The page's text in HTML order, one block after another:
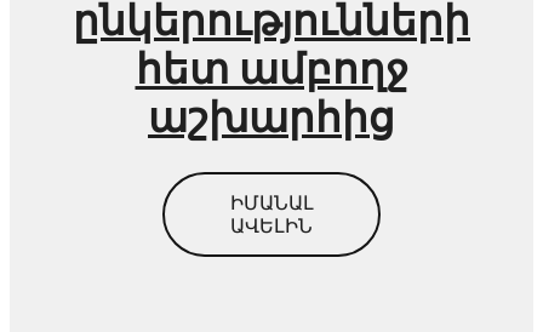
ընկերությունների
հետ ամբողջ
աշխարհից
ԻՄԱՆԱԼ
ԱՎԵԼԻՆ